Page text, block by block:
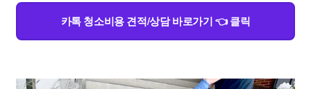
카톡 청소비용 견적/상담 바로가기 👈 클릭